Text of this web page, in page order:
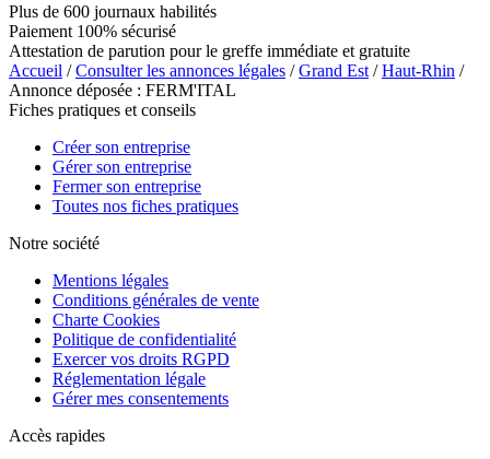
Plus de 600 journaux habilités
Paiement 100% sécurisé
Attestation de parution pour le greffe immédiate et gratuite
Accueil /Consulter les annonces légales /Grand Est /Haut-Rhin /
Annonce déposée : FERM'ITAL
Fiches pratiques et conseils
Créer son entreprise
Gérer son entreprise
Fermer son entreprise
Toutes nos fiches pratiques
Notre société
Mentions légales
Conditions générales de vente
Charte Cookies
Politique de confidentialité
Exercer vos droits RGPD
Réglementation légale
Gérer mes consentements
Accès rapides